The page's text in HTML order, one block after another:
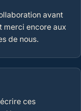
avant
merci encore aux
de nous.
ces